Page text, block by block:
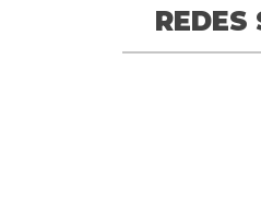
REDES